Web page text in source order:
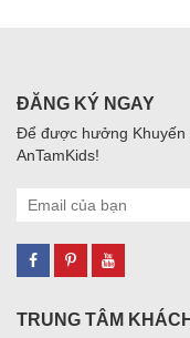
ĐĂNG KÝ NGAY
Để được hưởng Khuyến
AnTamKids!
TRUNG TÂM